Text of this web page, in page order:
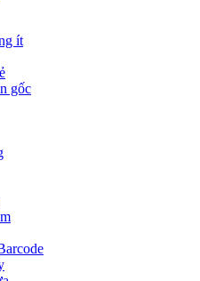
ít
gốc